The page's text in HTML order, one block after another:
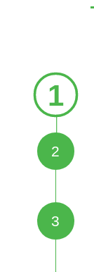
1
2
3